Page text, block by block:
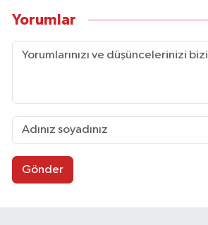
Yorumlar
Gönder